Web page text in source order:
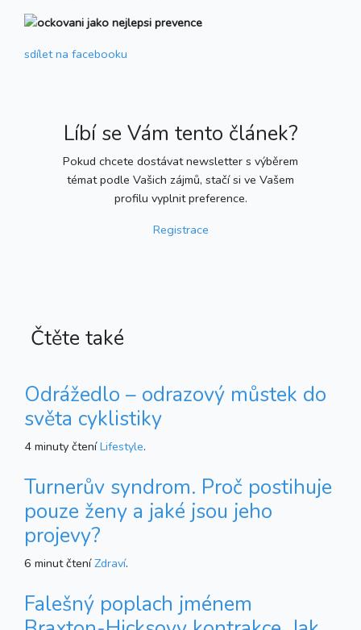
sdíletna facebooku
Líbí se Vám tento článek?
Pokud chcete dostávat newsletter s výběrem
témat podle Vašich zájmů, stačí si ve Vašem
profilu vyplnit preference.
Registrace
Čtěte také
Odrážedlo – odrazový můstek do
světa cyklistiky
4 minuty čtení Lifestyle.
Turnerův syndrom. Proč postihuje
pouze ženy a jaké jsou jeho
projevy?
6 minut čtení Zdraví.
Falešný poplach jménem